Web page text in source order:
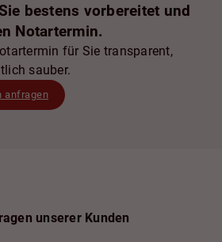
bestens vorbereitet und
Notartermin.
für Sie transparent,
sauber.
anfragen
unserer Kunden